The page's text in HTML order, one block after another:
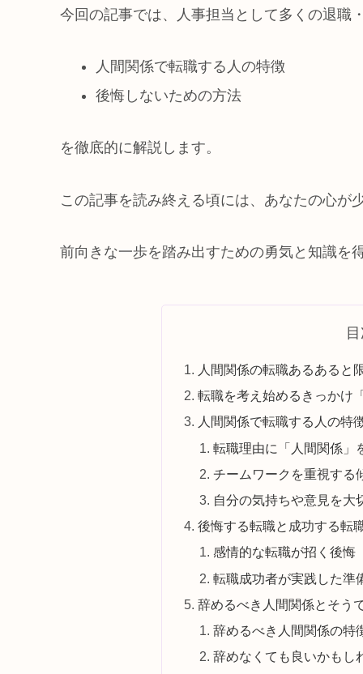
今回の記事では、人事担当として多くの退職
人間関係で転職する人の特徴
後悔しないための方法
を徹底的に解説します。
この記事を読み終える頃には、あなたの心が
前向きな一歩を踏み出すための勇気と知識を
人間関係の転職あるあると
転職を考え始めるきっかけ
人間関係で転職する人の特
転職理由に「人間関係」
チームワークを重視する
自分の気持ちや意見を大
後悔する転職と成功する転
感情的な転職が招く後悔
転職成功者が実践した準
辞めるべき人間関係とそう
辞めるべき人間関係の特
辞めなくても良いかもし